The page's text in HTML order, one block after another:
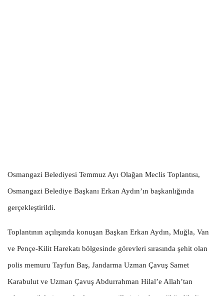
Osmangazi Belediyesi Temmuz Ayı Olağan Meclis Toplantısı,
Osmangazi Belediye Başkanı Erkan Aydın’ın başkanlığında
gerçekleştirildi.
Toplantının açılışında konuşan Başkan Erkan Aydın, Muğla, Van
ve Pençe-Kilit Harekatı bölgesinde görevleri sırasında şehit olan
polis memuru Tayfun Baş, Jandarma Uzman Çavuş Samet
Karabulut ve Uzman Çavuş Abdurrahman Hilal’e Allah’tan